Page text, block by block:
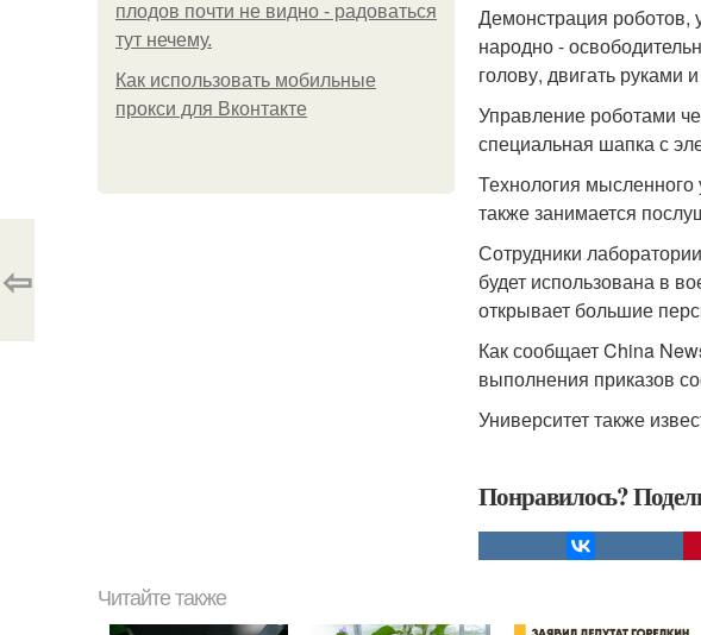
плодов почти не видно - радоваться
тут нечему.
Как использовать мобильные
прокси для Вконтакте
Демонстрация роботов,
народно -
голову, двигать руками
Управление роботами
специальная шапка с
Технология
также занимается
Сотрудники
будет использована в
открывает большие
Как сообщает China
выполнения приказов
Университет также
Понравилось?
⇦
Читайте также